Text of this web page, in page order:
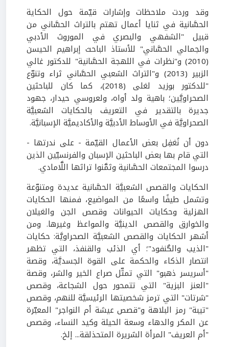
وقد وردت ملاحظات وإشارات قيّمة حول الحكاية
الحسَّانية في ثنايا أعمال تهتم بالتراث الحسَّاني من
قبيل "الشفهي والبصري في الموروث الأدبي
والجمالي الحسَّاني" للأستاذ الباحث إبراهيم الحيسن
(2010) و"نظرات في اللهجة الحسَّانية" للدكتور غالي
الزبير (2013) و"التراث الشعبي الحسَّاني ثراء وتنوّع
"للدكتور بوزيد لغلى (2018)، كما كان للباحثين
الصحراويَّين؛ باهية ولد أواه، ولعروسي حيدار، جهود
جديرة بالتقدير في التعريف بالحكايات الشعبيَّة
الصحراويَّة في الأوساط الأدبيَّة والأكاديميَّة الإسبانيَّة.
دون أن نُغفِل بعض الأعمال القيّمة - على ندرتها -
التي قام بها بعض الباحثين الإسبان والفرنسيّين الذين
درسوا المجتمعات الحسَّانية وثمَّنوا تراثها اللَّامادي.
الحكايات والقصص الشعبيَّة الحسَّانية عديدة ومتنوّعة
وتشمل طيفًا واسعًا من المواضيع، فمنها الحكايات
الهزلية وحكايات الحيوانات وقصص الجن والغيلان
والخوارق والقصص الدينيَّة والمواعظ وغيرها. ومن
أشهر الحكايات والقصص الشعبيَّة الصحراويَّة: حكايات
"الذيب والگنفود"؛ أي الذئب والقنفذ، التي تظهر
انتصار الذكاء والحكمة على القوة الجسديَّة، وقصة
"أسريسر ذهبو" التي تمثّل صراع الخير والشر، وقصة
"العنز البزية" التي تتمحور حول الشجاعة، وقصص
"شرتات" التي ترمز شخصيتها الرئيسيَّة للنهم، وقصص
"تيبة" رمز البلاهة و"قصص عيشة أم النواجر" المعبّرة
عن المكر والدهاء وسعة الحيلة وكيد النساء، وقصص
"أم العريف" المرأة الشريرة المتحذلقة... إلخ.